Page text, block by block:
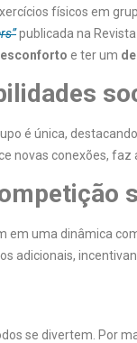
físicos em
publicada na
e ter um
é única,
novas conexões, faz
em uma dinâmica
adicionais,
se divertem. Por